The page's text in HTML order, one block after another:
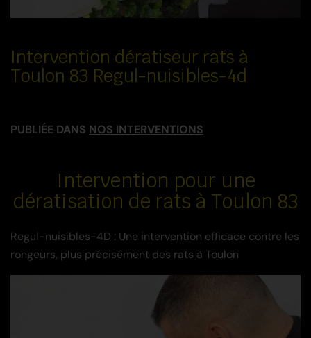
Intervention dératiseur rats à
Toulon 83 Regul-nuisibles-4d
PUBLIÉE DANS NOS INTERVENTIONS
Intervention pour une
dératisation de rats à Toulon 83
Regul-nuisibles-4D : Une intervention efficace contre les
rongeurs, plus précisément des rats à Toulon